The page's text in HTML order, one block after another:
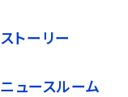
ストーリー
ニュースルーム